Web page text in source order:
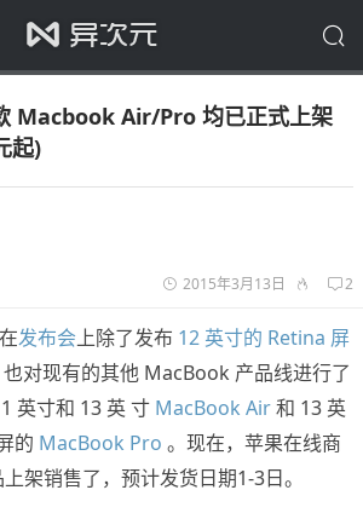
Macbook Air/Pro 均已正式上架
起)
2015年3月13日 2
发布会上除了发布 12 英寸的 Retina 屏
对现有的其他 MacBook 产品线进行了
英寸和 13 英 寸 MacBook Air和 13 英
的 MacBook Pro 。现在，苹果在线商
架销售了，预计发货日期1-3日。